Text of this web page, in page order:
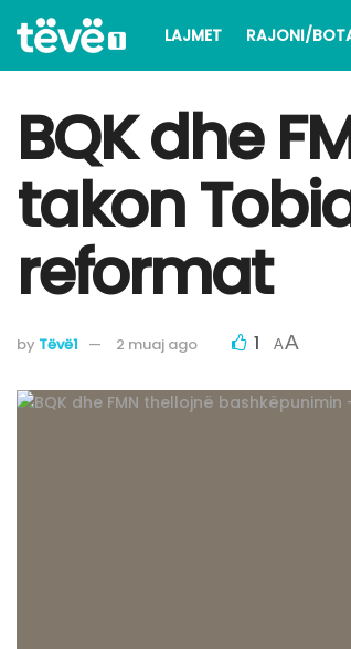
LAJMET RAJONI/
BQK dhe
takon
reformat
by Tëvë1 2 muaj ago 1 AA